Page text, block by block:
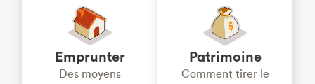
Emprunter
Des moyens
Patrimoine
Comment tirer le